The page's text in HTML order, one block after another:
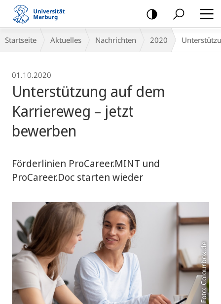
Mobile-
Navigation
Breadcrumb-
Navigation
Startseite Aktuelles Nachrichten 2020
01.10.2020
Unterstützung auf dem
Karriereweg – jetzt
bewerben
Förderlinien ProCareer.MINT und
ProCareer.Doc starten wieder
Foto: Colourbox.de